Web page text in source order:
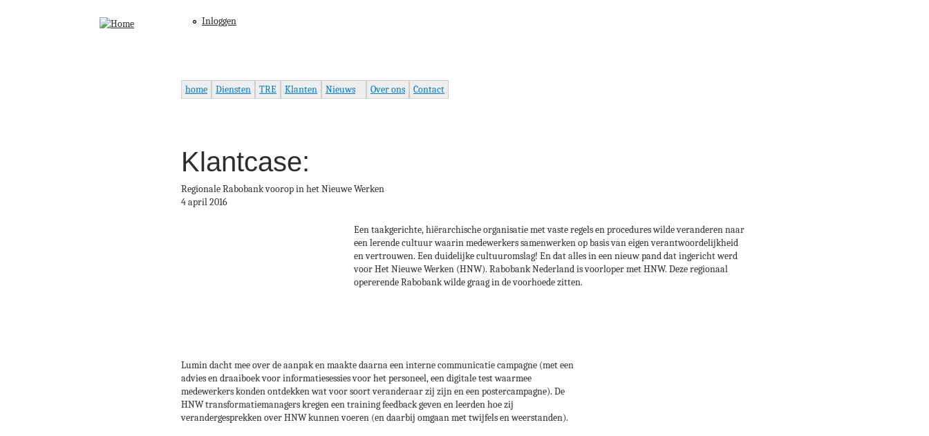
Inloggen
Klantcase:
Regionale Rabobank voorop in het Nieuwe Werken
4 april 2016
Een taakgerichte, hiërarchische organisatie met vaste regels en procedures wilde veranderen naar
een lerende cultuur waarin medewerkers samenwerken op basis van eigen verantwoordelijkheid
en vertrouwen. Een duidelijke cultuuromslag! En dat alles in een nieuw pand dat ingericht werd
voor Het Nieuwe Werken (HNW). Rabobank Nederland is voorloper met HNW. Deze regionaal
opererende Rabobank wilde graag in de voorhoede zitten.
Lumin dacht mee over de aanpak en maakte daarna een interne communicatie campagne (met een
advies en draaiboek voor informatiesessies voor het personeel, een digitale test waarmee
medewerkers konden ontdekken wat voor soort veranderaar zij zijn en een postercampagne). De
HNW transformatiemanagers kregen een training feedback geven en leerden hoe zij
verandergesprekken over HNW kunnen voeren (en daarbij omgaan met twijfels en weerstanden).
home Diensten TRE Klanten Nieuws Over ons Contact